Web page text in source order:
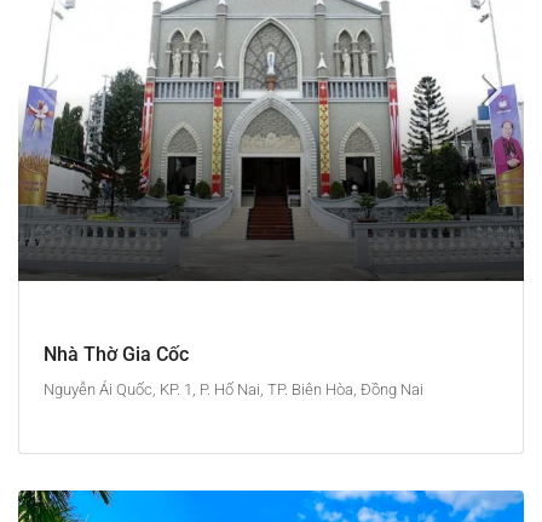
Nhà Thờ Gia Cốc
Nguyễn Ái Quốc, KP. 1, P. Hố Nai, TP. Biên Hòa, Đồng Nai